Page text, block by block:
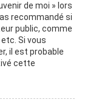
de moi » lors
recommandé si
public, comme
Si vous
il est probable
cette